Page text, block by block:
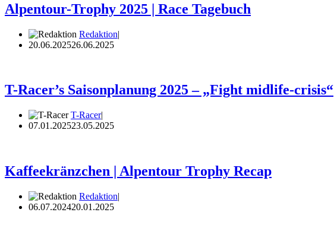
Alpentour-Trophy 2025 | Race Tagebuch
Redaktion
20.06.202526.06.2025
T-Racer’s Saisonplanung 2025 – „Fight midlife-crisis“
T-Racer
07.01.202523.05.2025
Kaffeekränzchen | Alpentour Trophy Recap
Redaktion
06.07.202420.01.2025